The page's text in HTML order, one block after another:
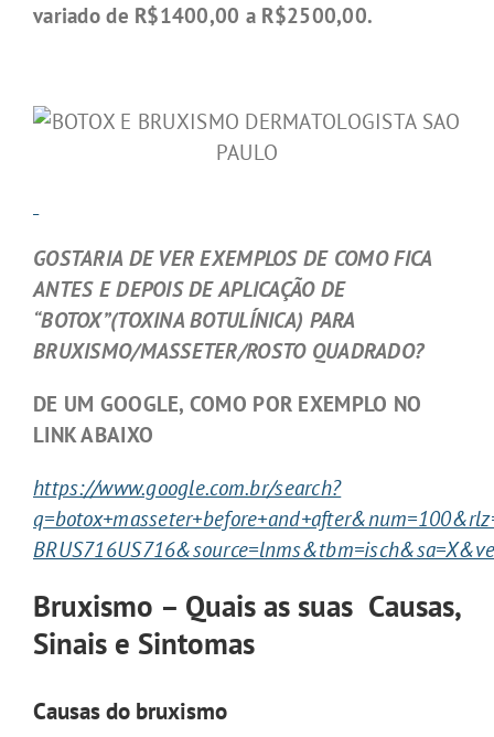
variado de R$1400,00 a R$2500,00.
GOSTARIA DE VER EXEMPLOS DE COMO FICA
ANTES E DEPOIS DE APLICAÇÃO DE
“BOTOX”(TOXINA BOTULÍNICA) PARA
BRUXISMO/MASSETER/ROSTO QUADRADO?
DE UM GOOGLE, COMO POR EXEMPLO NO
LINK ABAIXO
https://www.google.com.br/search?
Bruxismo – Quais as suas Causas,
Sinais e Sintomas
Causas do bruxismo